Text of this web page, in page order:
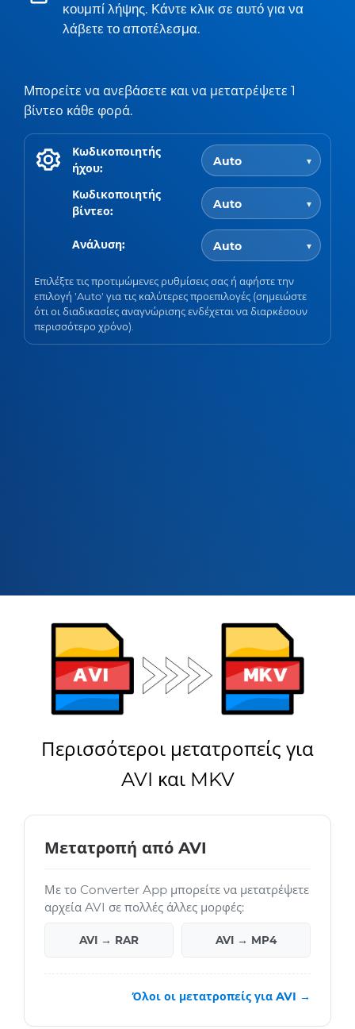
κουμπί λήψης. Κάντε κλικ σε αυτό για να
λάβετε το αποτέλεσμα.
Μπορείτε να ανεβάσετε και να μετατρέψετε 1
βίντεο κάθε φορά.
Κωδικοποιητής
ήχου:
Κωδικοποιητής
βίντεο:
Ανάλυση:
Επιλέξτε τις προτιμώμενες ρυθμίσεις σας ή αφήστε την
επιλογή 'Auto' για τις καλύτερες προεπιλογές (σημειώστε
ότι οι διαδικασίες αναγνώρισης ενδέχεται να διαρκέσουν
περισσότερο χρόνο).
Περισσότεροι μετατροπείς για
AVI και MKV
Μετατροπή από AVI
Με το Converter App μπορείτε να μετατρέψετε
αρχεία AVI σε πολλές άλλες μορφές:
AVI → RAR AVI → MP4
Όλοι οι μετατροπείς για AVI →